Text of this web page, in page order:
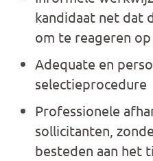
kandidaat net dat
om te reageren
Adequate en
selectieprocedure
Professionele
sollicitanten,
besteden aan het